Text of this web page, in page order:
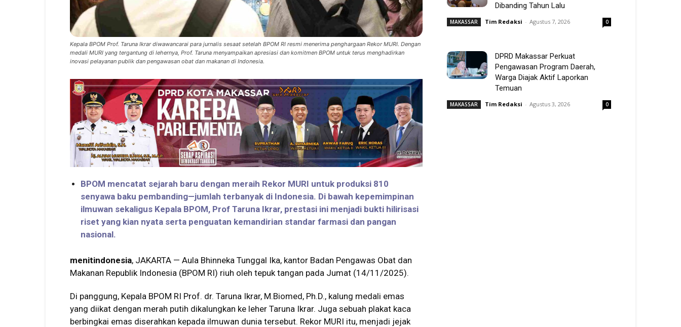
Kepala BPOM Prof. Taruna Ikrar diwawancarai para jurnalis sesaat setelah BPOM RI resmi menerima penghargaan Rekor MURI. Dengan
medali MURI yang tergantung di lehernya, Prof. Taruna menyampaikan apresiasi dan komitmen BPOM untuk terus menghadirkan
inovasi pelayanan publik dan pengawasan obat dan makanan di Indonesia.
BPOM mencatat sejarah baru dengan meraih Rekor MURI untuk produksi 810
senyawa baku pembanding—jumlah terbanyak di Indonesia. Di bawah kepemimpinan
ilmuwan sekaligus Kepala BPOM, Prof Taruna Ikrar, prestasi ini menjadi bukti hilirisasi
riset yang kian nyata serta penguatan kemandirian standar farmasi dan pangan
nasional.
menitindonesia, JAKARTA — Aula Bhinneka Tunggal Ika, kantor Badan Pengawas Obat dan
Makanan Republik Indonesia (BPOM RI) riuh oleh tepuk tangan pada Jumat (14/11/2025).
Di panggung, Kepala BPOM RI Prof. dr. Taruna Ikrar, M.Biomed, Ph.D., kalung medali emas
yang diikat dengan merah putih dikalungkan ke leher Taruna Ikrar. Juga sebuah plakat kaca
berbingkai emas diserahkan kepada ilmuwan dunia tersebut. Rekor MURI itu, menjadi jejak
Dibanding Tahun Lalu
MAKASSAR Tim Redaksi - Agustus 7, 2026 0
DPRD Makassar Perkuat
Pengawasan Program Daerah,
Warga Diajak Aktif Laporkan
Temuan
MAKASSAR Tim Redaksi - Agustus 3, 2026 0